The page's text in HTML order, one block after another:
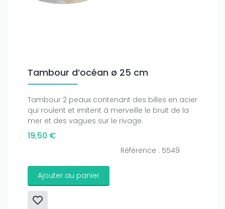
Tambour d’océan ø 25 cm
Tambour 2 peaux contenant des billes en acier
qui roulent et imitent à merveille le bruit de la
mer et des vagues sur le rivage.
19,50 €
Référence : 5549
Ajouter au panier